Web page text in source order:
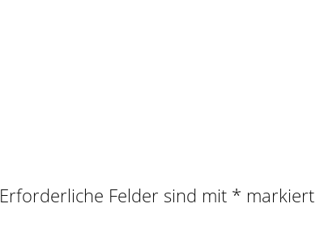
Erforderliche Felder sind mit * markiert